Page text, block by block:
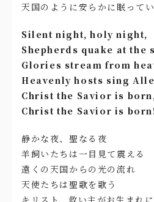
天国のように安らかに眠って
Silent night, holy night,
Shepherds quake at the
Glories stream from
Heavenly hosts sing
Christ the Savior is
Christ the Savior is
静かな夜、聖なる夜
羊飼いたちは一目見て震える
遠くの天国からの光の流れ
天使たちは聖歌を歌う
キリスト、救い主がお生まれ